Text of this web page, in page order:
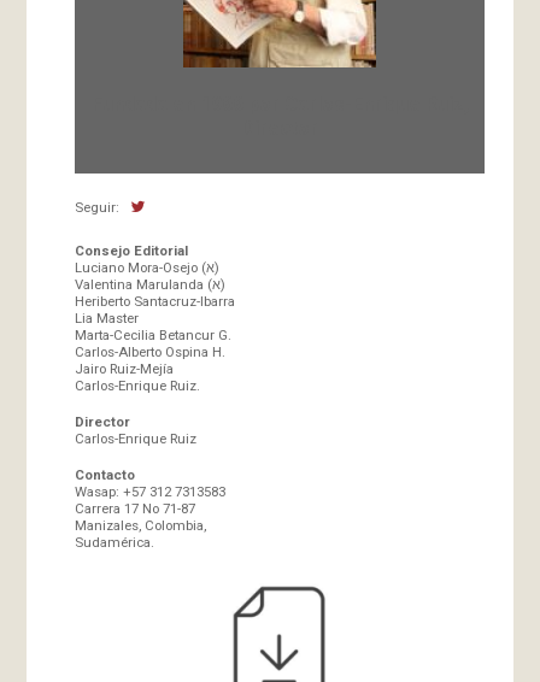
Seguir:
Consejo Editorial
Luciano Mora-Osejo (א)
Valentina Marulanda (א)
Heriberto Santacruz-Ibarra
Lia Master
Marta-Cecilia Betancur G.
Carlos-Alberto Ospina H.
Jairo Ruiz-Mejía
Carlos-Enrique Ruiz.
Director
Carlos-Enrique Ruiz
Contacto
Wasap: +57 312 7313583
Carrera 17 No 71-87
Manizales, Colombia,
Sudamérica.